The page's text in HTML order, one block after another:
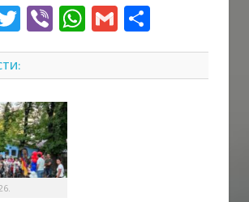
Twitter
ViberWhatsApp
Gmail